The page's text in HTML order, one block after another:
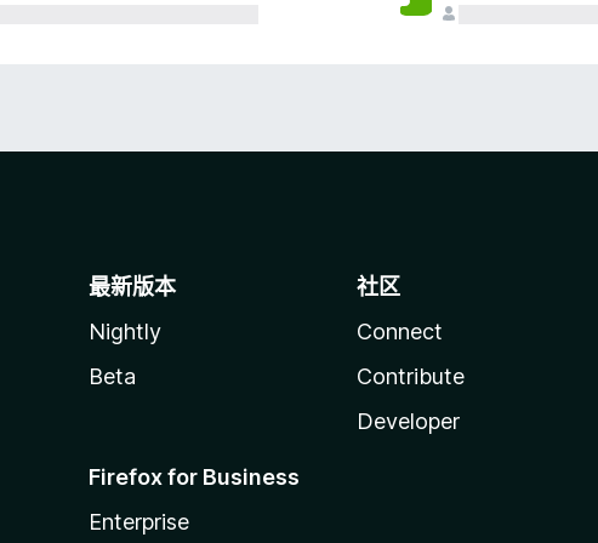
最新版本
Nightly
Beta
Firefox for Business
Enterprise
社区
Connect
Contribute
Developer